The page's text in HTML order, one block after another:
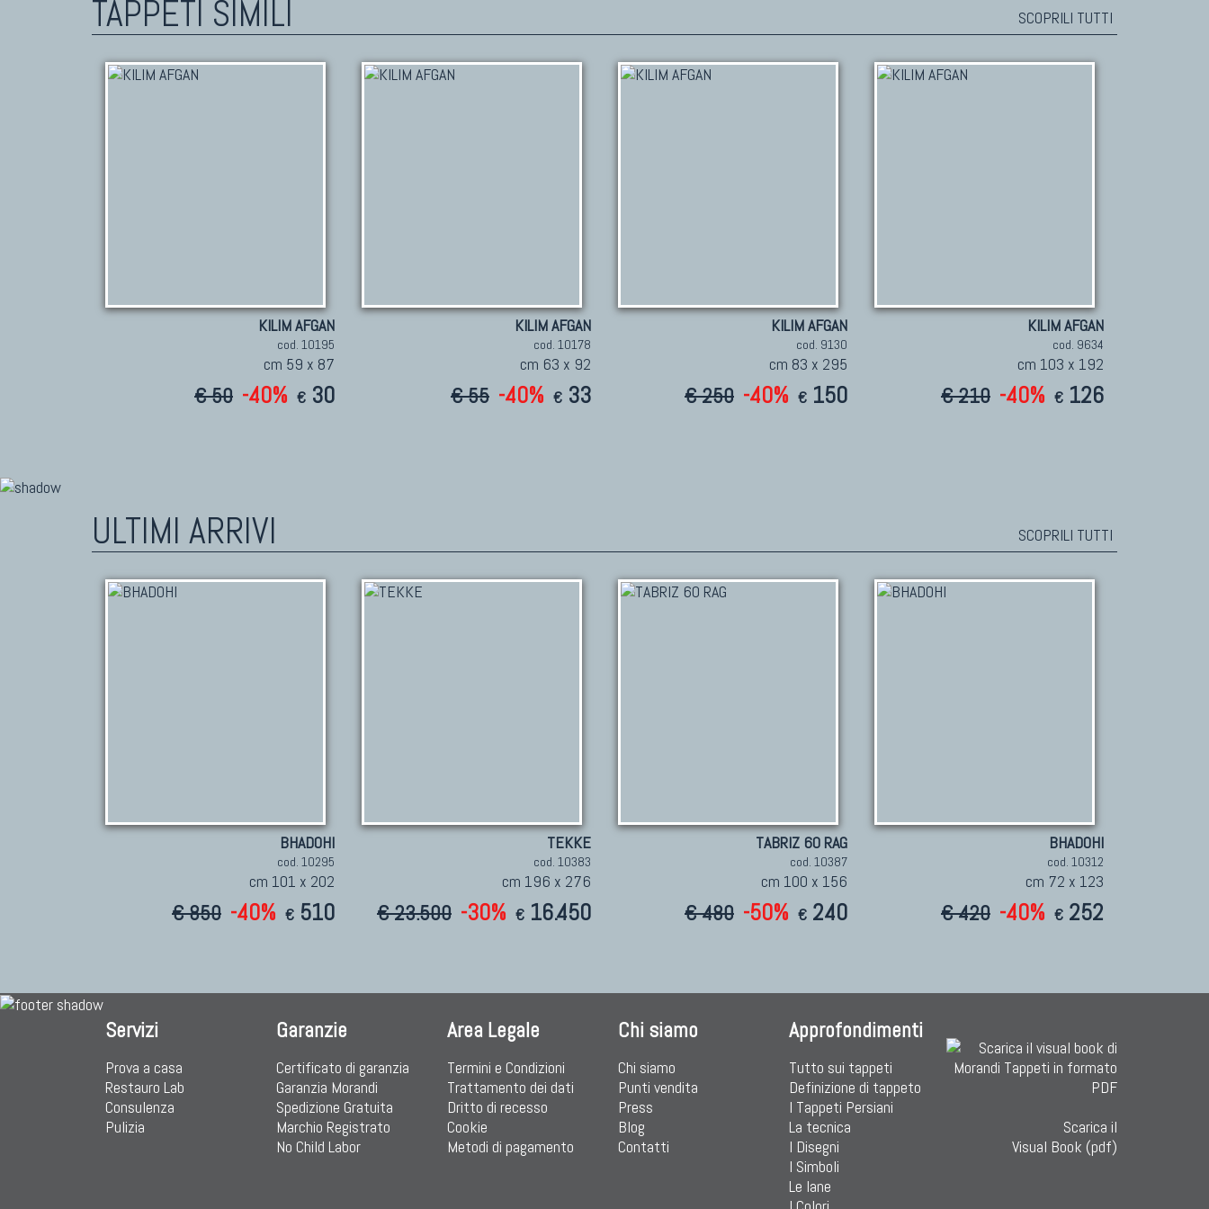
TAPPETI SIMILI SCOPRILI TUTTI
KILIM AFGAN
cod. 10195
cm 59 x 87
€ 50 -40% € 30
KILIM AFGAN
cod. 10178
cm 63 x 92
€ 55 -40% € 33
KILIM AFGAN
cod. 9130
cm 83 x 295
€ 250 -40% € 150
KILIM AFGAN
cod. 9634
cm 103 x 192
€ 210 -40% € 126
ULTIMI ARRIVI SCOPRILI TUTTI
BHADOHI
cod. 10295
cm 101 x 202
€ 850 -40% € 510
TEKKE
cod. 10383
cm 196 x 276
€ 23.500 -30% € 16.450
TABRIZ 60 RAG
cod. 10387
cm 100 x 156
€ 480 -50% € 240
BHADOHI
cod. 10312
cm 72 x 123
€ 420 -40% € 252
Servizi
Prova a casa
Restauro Lab
Consulenza
Pulizia
Garanzie
Certificato di garanzia
Garanzia Morandi
Spedizione Gratuita
Marchio Registrato
No Child Labor
Area Legale
Termini e Condizioni
Trattamento dei dati
Dritto di recesso
Cookie
Metodi di pagamento
Chi siamo
Chi siamo
Punti vendita
Press
Blog
Contatti
Approfondimenti
Tutto sui tappeti
Definizione di tappeto
I Tappeti Persiani
La tecnica
I Disegni
I Simboli
Le lane
Scarica il
Visual Book (pdf)